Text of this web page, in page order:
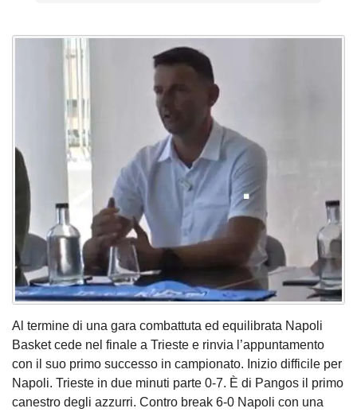
Al termine di una gara combattuta ed equilibrata Napoli
Basket cede nel finale a Trieste e rinvia l’appuntamento
con il suo primo successo in campionato. Inizio difficile per
Napoli. Trieste in due minuti parte 0-7. È di Pangos il primo
canestro degli azzurri. Contro break 6-0 Napoli con una